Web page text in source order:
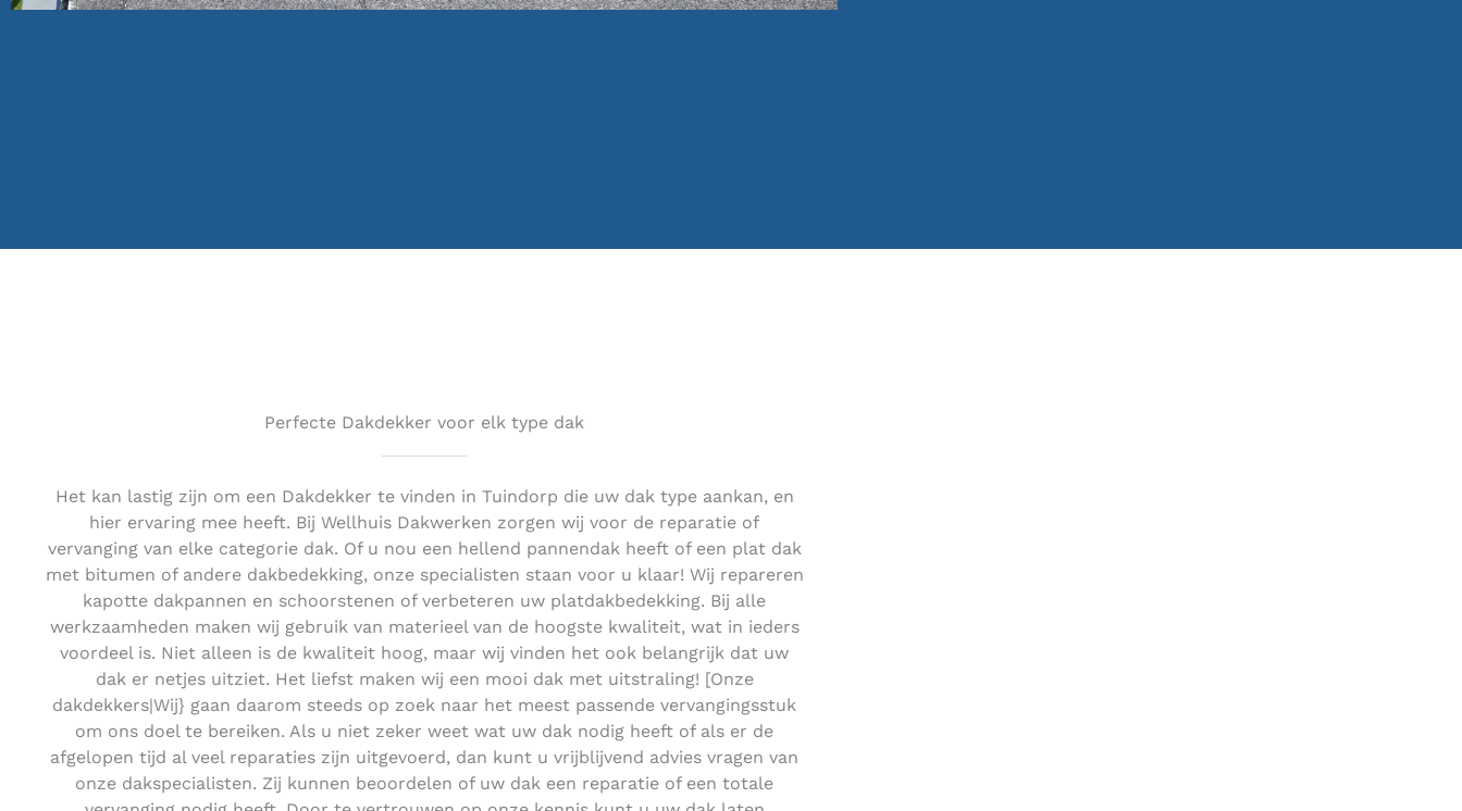
Perfecte Dakdekker voor elk type dak
Het kan lastig zijn om een Dakdekker te vinden in Tuindorp die uw dak type aankan, en
hier ervaring mee heeft. Bij Wellhuis Dakwerken zorgen wij voor de reparatie of
vervanging van elke categorie dak. Of u nou een hellend pannendak heeft of een plat dak
met bitumen of andere dakbedekking, onze specialisten staan voor u klaar! Wij repareren
kapotte dakpannen en schoorstenen of verbeteren uw platdakbedekking. Bij alle
werkzaamheden maken wij gebruik van materieel van de hoogste kwaliteit, wat in ieders
voordeel is. Niet alleen is de kwaliteit hoog, maar wij vinden het ook belangrijk dat uw
dak er netjes uitziet. Het liefst maken wij een mooi dak met uitstraling! [Onze
dakdekkers|Wij} gaan daarom steeds op zoek naar het meest passende vervangingsstuk
om ons doel te bereiken. Als u niet zeker weet wat uw dak nodig heeft of als er de
afgelopen tijd al veel reparaties zijn uitgevoerd, dan kunt u vrijblijvend advies vragen van
onze dakspecialisten. Zij kunnen beoordelen of uw dak een reparatie of een totale